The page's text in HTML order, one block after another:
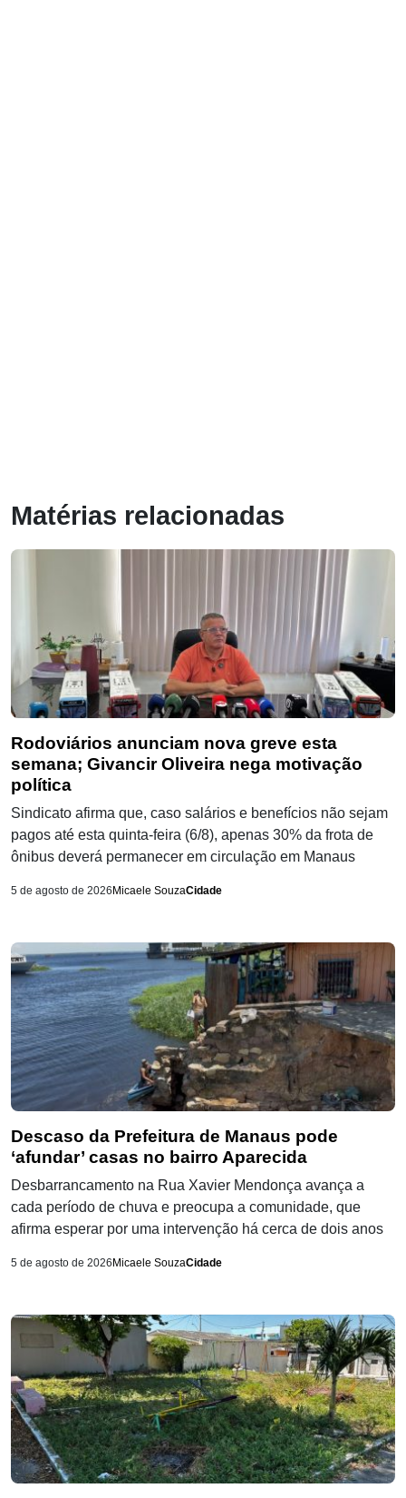
Matérias relacionadas
Rodoviários anunciam nova greve esta
semana; Givancir Oliveira nega motivação
política
Sindicato afirma que, caso salários e benefícios não sejam
pagos até esta quinta-feira (6/8), apenas 30% da frota de
ônibus deverá permanecer em circulação em Manaus
5 de agosto de 2026 Micaele SouzaCidade
Descaso da Prefeitura de Manaus pode
‘afundar’ casas no bairro Aparecida
Desbarrancamento na Rua Xavier Mendonça avança a
cada período de chuva e preocupa a comunidade, que
afirma esperar por uma intervenção há cerca de dois anos
5 de agosto de 2026 Micaele SouzaCidade